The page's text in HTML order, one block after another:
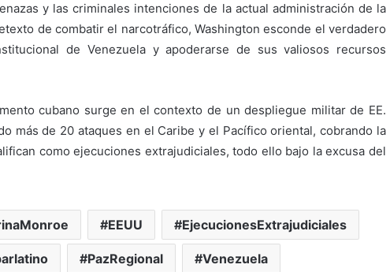
y las criminales intenciones de la actual administración de la
de combatir el narcotráfico, Washington esconde el verdadero
de Venezuela y apoderarse de sus valiosos recursos
cubano surge en el contexto de un despliegue militar de EE.
más de 20 ataques en el Caribe y el Pacífico oriental, cobrando la
como ejecuciones extrajudiciales, todo ello bajo la excusa del
EEUU EjecucionesExtrajudiciales
PazRegional Venezuela